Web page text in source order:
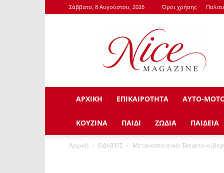
Σάββατο, 8 Αυγούστου, 2026 Όροι χρήσης
NiceMagazine.Gr
ΑΡΧΙΚΗ ΕΠΙΚΑΙΡΟΤΗΤΑ ΑΥΤΟ-
ΚΟΥΖΙΝΑ ΠΑΙΔΙ ΖΩΔΙΑ ΠΑΙΔΕΙΑ
Αρχική ΕΙΔΗΣΕΙΣ Μεταναστευτικό: Έκτακτα